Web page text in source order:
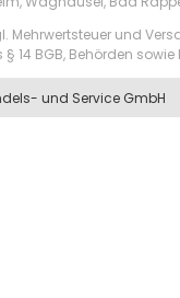
Mehrwertsteuer und
14 BGB, Behörden
und Service GmbH